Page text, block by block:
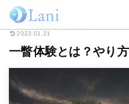
ホーム スピリチュアル 一瞥体
2023.01.21
一瞥体験とは？やり